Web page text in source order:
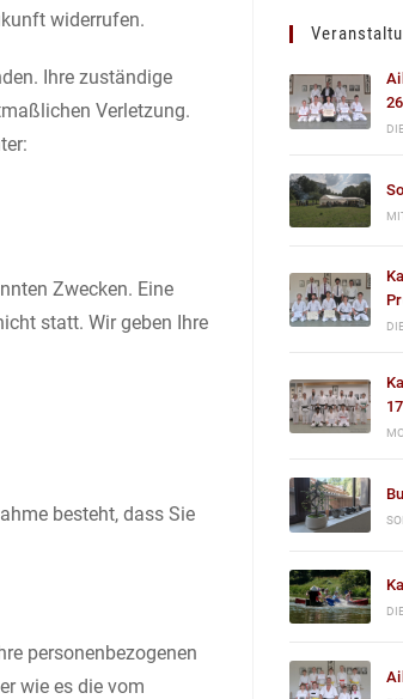
widerrufen.
Ihre zuständige
Verletzung.
Zwecken. Eine
statt. Wir geben Ihre
besteht, dass Sie
personenbezogenen
wie es die vom